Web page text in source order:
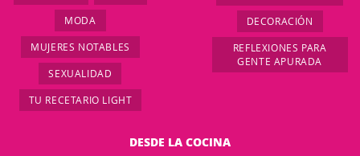
MODA
MUJERES NOTABLES
SEXUALIDAD
TU RECETARIO LIGHT
DECORACIÓN
REFLEXIONES PARA
GENTE APURADA
DESDE LA COCINA